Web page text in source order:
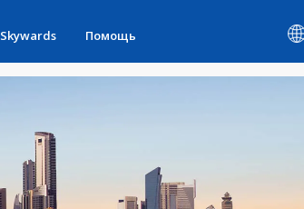
Skywards Помощь